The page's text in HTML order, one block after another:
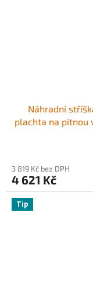
Náhradní
plachta na pitnou
3 819 Kč bez DPH
4 621 Kč
Tip